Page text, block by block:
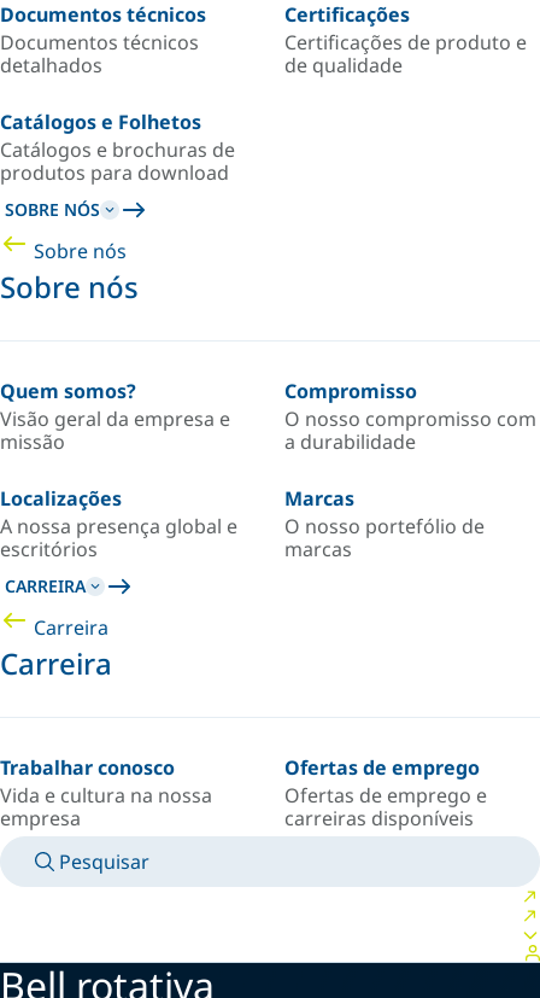
Documentos técnicos
Documentos técnicos
detalhados
Certificações
Certificações de produto e
de qualidade
Catálogos e Folhetos
Catálogos e brochuras de
produtos para download
SOBRE NÓS
Sobre nós
Sobre nós
Quem somos?
Visão geral da empresa e
missão
Compromisso
O nosso compromisso com
a durabilidade
Localizações
A nossa presença global e
escritórios
Marcas
O nosso portefólio de
marcas
CARREIRA
Carreira
Carreira
Trabalhar conosco
Vida e cultura na nossa
empresa
Ofertas de emprego
Ofertas de emprego e
carreiras disponíveis
Pesquisar
Bell rotativa